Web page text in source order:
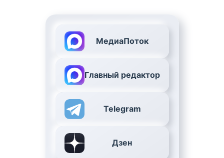
МедиаПоток
Главный редактор
Telegram
Дзен